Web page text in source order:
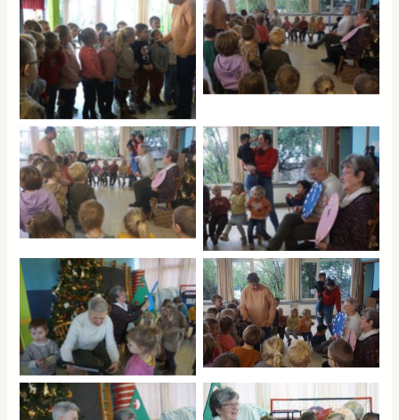
No Caption
No Caption
No Caption No Caption
No Caption No Caption